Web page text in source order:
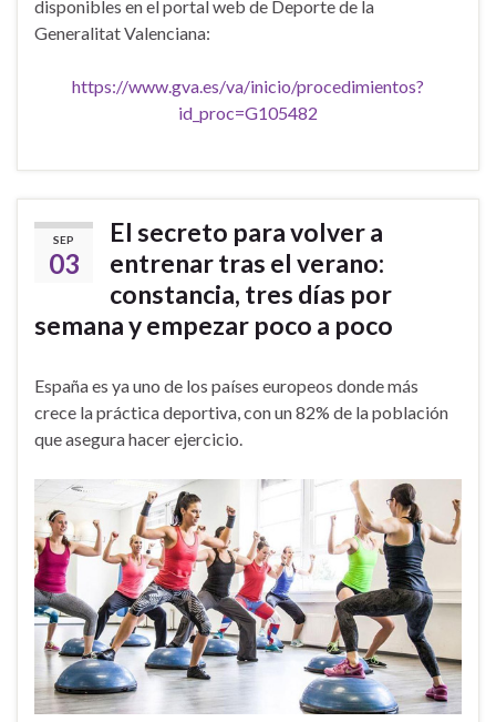
disponibles en el portal web de Deporte de la
Generalitat Valenciana:
https://www.gva.es/va/inicio/procedimientos?
id_proc=G105482
SEP
03
El secreto para volver a
entrenar tras el verano:
constancia, tres días por
semana y empezar poco a poco
España es ya uno de los países europeos donde más
crece la práctica deportiva, con un 82% de la población
que asegura hacer ejercicio.